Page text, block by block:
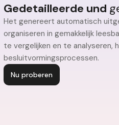
Gedetailleerde und
Het genereert automatisch
organiseren in gemakkelijk
te vergelijken en te
besluitvormingsprocessen.
Nu proberen